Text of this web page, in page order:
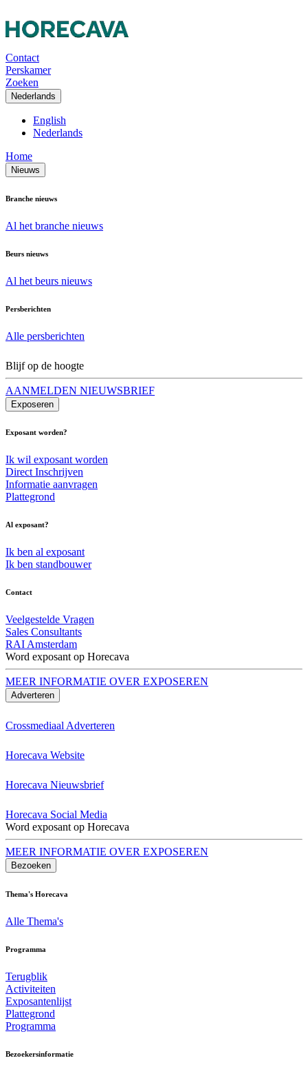
Contact
Perskamer
Zoeken
Nederlands
English
Nederlands
Home
Nieuws
Branche nieuws
Al het branche nieuws
Beurs nieuws
Al het beurs nieuws
Persberichten
Alle persberichten
Blijf op de hoogte
AANMELDEN NIEUWSBRIEF
Exposeren
Exposant worden?
Ik wil exposant worden
Direct Inschrijven
Informatie aanvragen
Plattegrond
Al exposant?
Ik ben al exposant
Ik ben standbouwer
Contact
Veelgestelde Vragen
Sales Consultants
RAI Amsterdam
Word exposant op Horecava
MEER INFORMATIE OVER EXPOSEREN
Adverteren
Crossmediaal Adverteren
Horecava Website
Horecava Nieuwsbrief
Horecava Social Media
Word exposant op Horecava
MEER INFORMATIE OVER EXPOSEREN
Bezoeken
Thema's Horecava
Alle Thema's
Programma
Terugblik
Activiteiten
Exposantenlijst
Plattegrond
Programma
Bezoekersinformatie